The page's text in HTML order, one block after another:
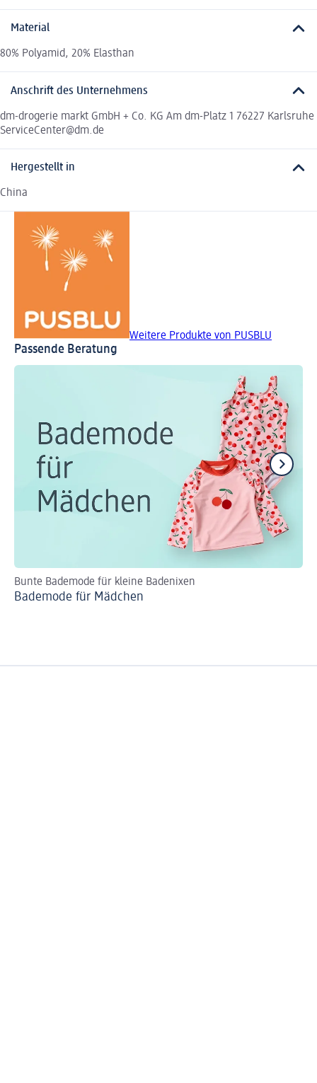
Material
80% Polyamid, 20% Elasthan
Anschrift des Unternehmens
dm-drogerie markt GmbH + Co. KG Am dm-Platz 1 76227 Karlsruhe
ServiceCenter@dm.de
Hergestellt in
China
Weitere Produkte von PUSBLU
Passende Beratung
Bunte Bademode für kleine Badenixen
Bademode für Mädchen